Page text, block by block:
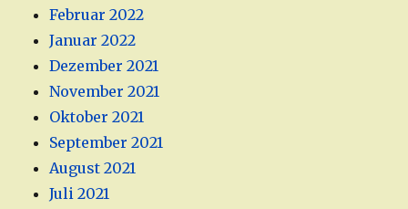
Februar 2022
Januar 2022
Dezember 2021
November 2021
Oktober 2021
September 2021
August 2021
Juli 2021